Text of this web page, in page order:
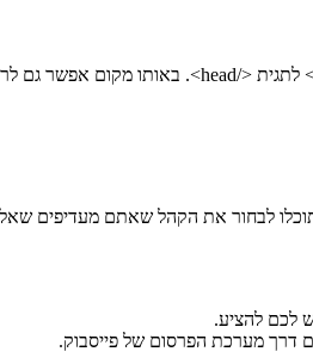
לבחור את הקהל שאתם מעדיפים
לכם להציע.
דרך מערכת הפרסום של פייסבוק.